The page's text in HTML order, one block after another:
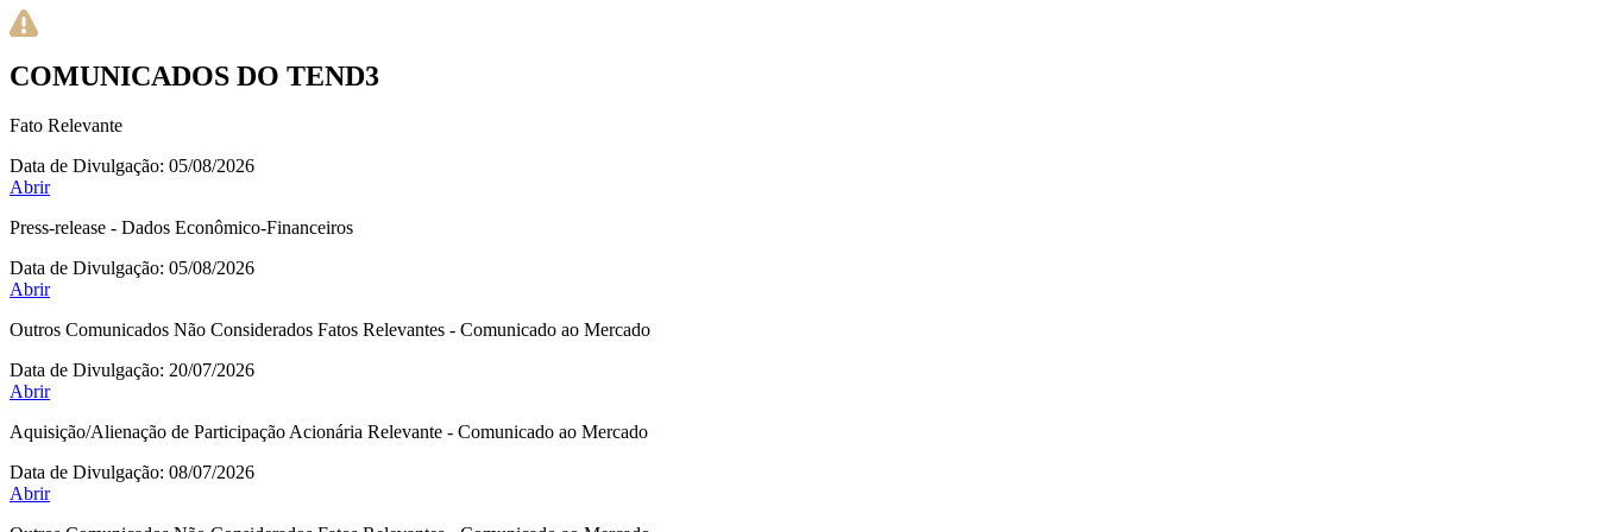
COMUNICADOS DO TEND3
Fato Relevante
Data de Divulgação: 05/08/2026
Abrir
Press-release - Dados Econômico-Financeiros
Data de Divulgação: 05/08/2026
Abrir
Outros Comunicados Não Considerados Fatos Relevantes - Comunicado ao Mercado
Data de Divulgação: 20/07/2026
Abrir
Aquisição/Alienação de Participação Acionária Relevante - Comunicado ao Mercado
Data de Divulgação: 08/07/2026
Abrir